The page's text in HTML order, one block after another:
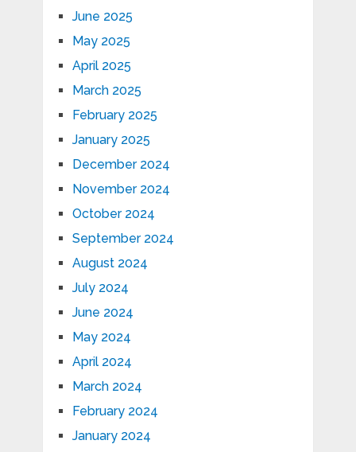
June 2025
May 2025
April 2025
March 2025
February 2025
January 2025
December 2024
November 2024
October 2024
September 2024
August 2024
July 2024
June 2024
May 2024
April 2024
March 2024
February 2024
January 2024